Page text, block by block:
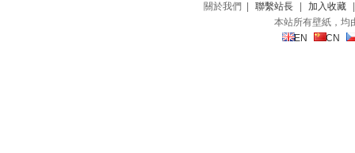
關於我們 | 聯繫站長 加入收藏
本站所有壁紙，均
EN
CN